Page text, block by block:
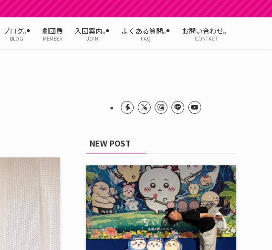
ブログ。
BLOG
劇団員
MEMBER
入団案内。
JOIN
よくある質問。
FAQ
お問い合わせ。
CONTACT
NEW POST